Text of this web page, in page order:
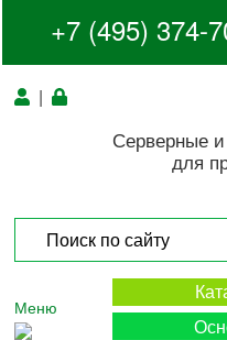
+7 (495) 374-
|
Серверные
для
Меню